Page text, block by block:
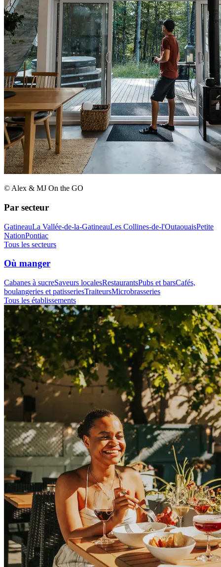
© Alex & MJ On the GO
Par secteur
GatineauLa Vallée-de-la-GatineauLes Collines-de-l'OutaouaisPetite
NationPontiac
Tous les secteurs
Où manger
Cabanes à sucreSaveurs localesRestaurantsPubs et barsCafés,
boulangeries et patisseriesTraiteursMicrobrasseries
Tous les établissements